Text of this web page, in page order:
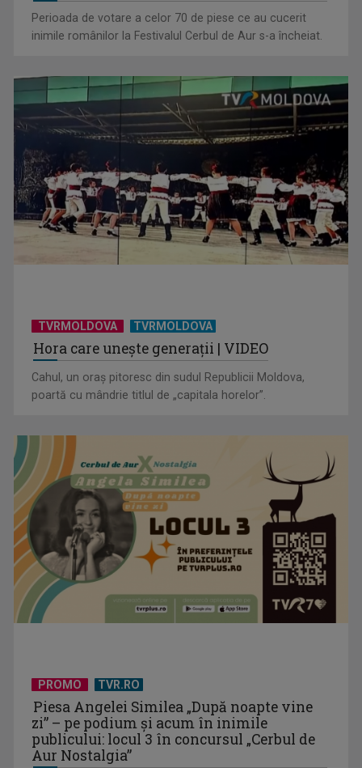
Perioada de votare a celor 70 de piese ce au cucerit
inimile românilor la Festivalul Cerbul de Aur s-a încheiat.
TVRMOLDOVA TVRMOLDOVA
Hora care unește generații | VIDEO
Cahul, un oraș pitoresc din sudul Republicii Moldova,
poartă cu mândrie titlul de „capitala horelor”.
PROMO TVR.RO
Piesa Angelei Similea „După noapte vine
zi” – pe podium şi acum în inimile
publicului: locul 3 în concursul „Cerbul de
Aur Nostalgia”